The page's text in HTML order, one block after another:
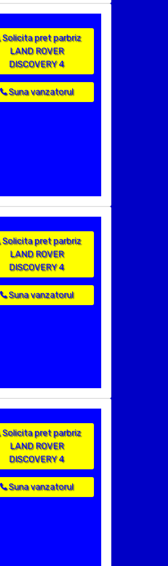
Solicita pret parbriz
LAND ROVER
DISCOVERY 4
Suna vanzatorul
Solicita pret parbriz
LAND ROVER
DISCOVERY 4
Suna vanzatorul
Solicita pret parbriz
LAND ROVER
DISCOVERY 4
Suna vanzatorul